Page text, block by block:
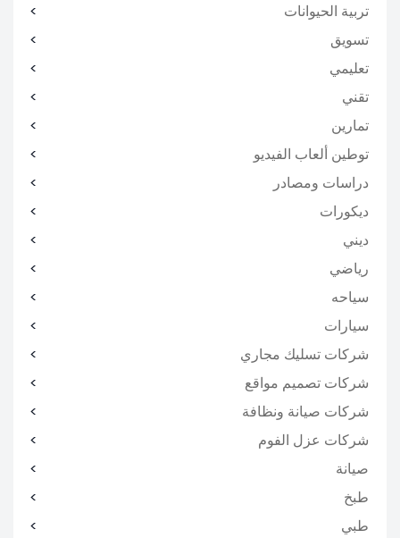
تربية الحيوانات
تسويق
تعليمي
تقني
تمارين
توطين ألعاب الفيديو
دراسات ومصادر
ديكورات
ديني
رياضي
سياحه
سيارات
شركات تسليك مجاري
شركات تصميم مواقع
شركات صيانة ونظافة
شركات عزل الفوم
صيانة
طبخ
طبي